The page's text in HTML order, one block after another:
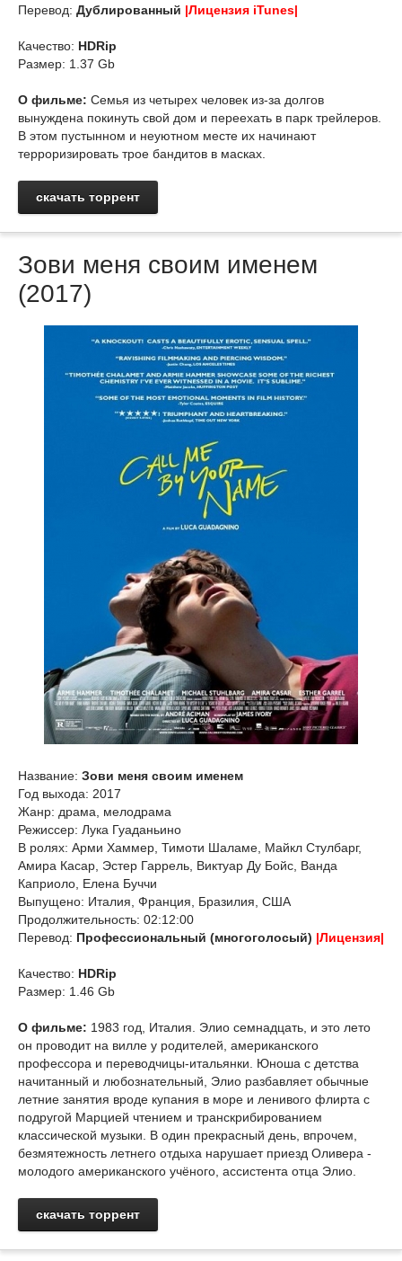
Перевод: Дублированный |Лицензия iTunes|
Качество: HDRip
Размер: 1.37 Gb
О фильме: Семья из четырех человек из-за долгов
вынуждена покинуть свой дом и переехать в парк трейлеров.
В этом пустынном и неуютном месте их начинают
терроризировать трое бандитов в масках.
скачать торрент
Зови меня своим именем
(2017)
Название: Зови меня своим именем
Год выхода: 2017
Жанр: драма, мелодрама
Режиссер: Лука Гуаданьино
В ролях: Арми Хаммер, Тимоти Шаламе, Майкл Стулбарг,
Амира Касар, Эстер Гаррель, Виктуар Ду Бойс, Ванда
Каприоло, Елена Буччи
Выпущено: Италия, Франция, Бразилия, США
Продолжительность: 02:12:00
Перевод: Профессиональный (многоголосый) |Лицензия|
Качество: HDRip
Размер: 1.46 Gb
О фильме: 1983 год, Италия. Элио семнадцать, и это лето
он проводит на вилле у родителей, американского
профессора и переводчицы-итальянки. Юноша c детства
начитанный и любознательный, Элио разбавляет обычные
летние занятия вроде купания в море и ленивого флирта с
подругой Марцией чтением и транскрибированием
классической музыки. В один прекрасный день, впрочем,
безмятежность летнего отдыха нарушает приезд Оливера -
молодого американского учёного, ассистента отца Элио.
скачать торрент